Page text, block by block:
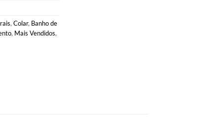
,Colar, Banho de
, Mais Vendidos,